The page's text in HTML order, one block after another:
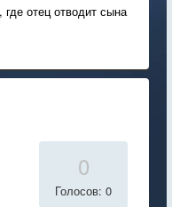
отец отводит сына
0
Голосов: 0